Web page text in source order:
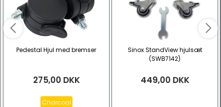
Pedestal Hjul med bremser
275,00 DKK
Charcoal
Sinox StandView hjulsæt
(SWB7142)
449,00 DKK